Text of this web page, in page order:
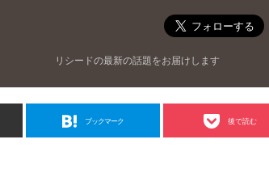
リシードの最新の話題をお届けします
ブックマーク 後で読む